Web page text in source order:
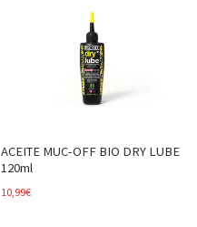
ACEITE MUC-OFF BIO DRY LUBE
120ml
10,99€